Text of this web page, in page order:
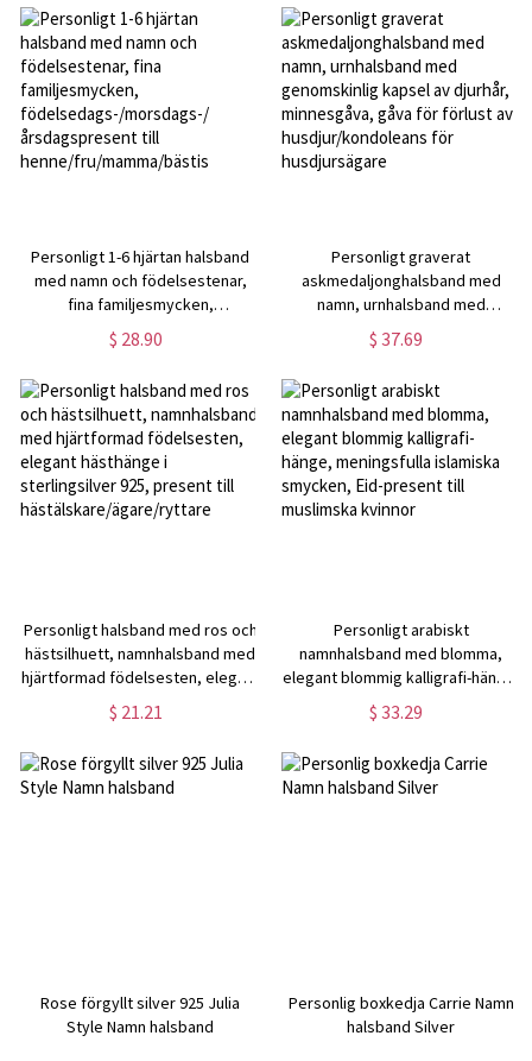
Personligt 1-6 hjärtan halsband
med namn och födelsestenar,
fina familjesmycken,
födelsedags-/morsdags-/
årsdagspresent till
$ 28.90
Personligt graverat
askmedaljonghalsband med
namn, urnhalsband med
genomskinlig kapsel av djurhår,
minnesgåva, gåva för förlust av
husdjursägare
$ 37.69
Personligt halsband med ros och
hästsilhuett, namnhalsband med
hjärtformad födelsesten, elegant
hästhänge i sterlingsilver 925,
present till hästälskare/
$ 21.21
Personligt arabiskt
namnhalsband med blomma,
elegant blommig kalligrafi-hänge,
meningsfulla islamiska smycken,
Eid-present till muslimska kvinnor
$ 33.29
Rose förgyllt silver 925 Julia
Style Namn halsband
Personlig boxkedja Carrie Namn
halsband Silver